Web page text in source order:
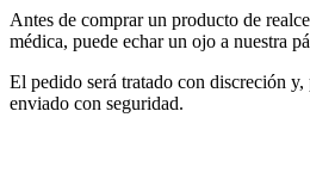
Antes de comprar un producto de
médica, puede echar un ojo a nuestra
El pedido será tratado con discreción
enviado con seguridad.